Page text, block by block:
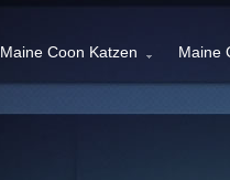
Maine Coon Katzen Maine